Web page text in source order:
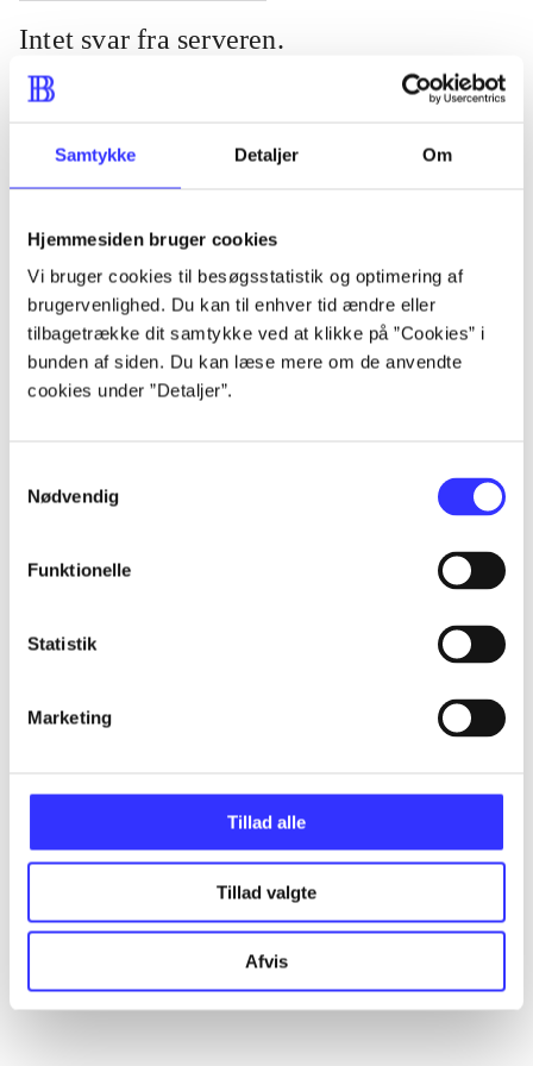
Samtykke Detaljer Om
Hjemmesiden bruger cookies
Vi bruger cookies til besøgsstatistik og optimering af
brugervenlighed. Du kan til enhver tid ændre eller
tilbagetrække dit samtykke ved at klikke på ”Cookies” i
bunden af siden. Du kan læse mere om de anvendte
cookies under ”Detaljer”.
Nødvendig
Funktionelle
Statistik
Marketing
Tillad alle
Tillad valgte
Afvis
Intet svar fra serveren.
Serveren svarer ikke. Prøv at genindlæse siden eller se om der er
fejlbeskeder på DBC kundeservice.